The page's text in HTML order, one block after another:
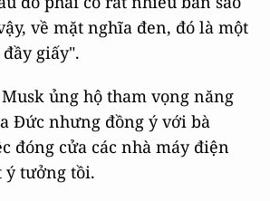
về mặt nghĩa đen, đó là một
giấy".
ủng hộ tham vọng năng
Đức nhưng đồng ý với bà
đóng cửa các nhà máy điện
ý tưởng tồi.